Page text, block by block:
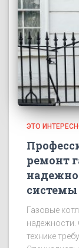
ЭТО
ремонт
системы
Газовые
надежности.
технике